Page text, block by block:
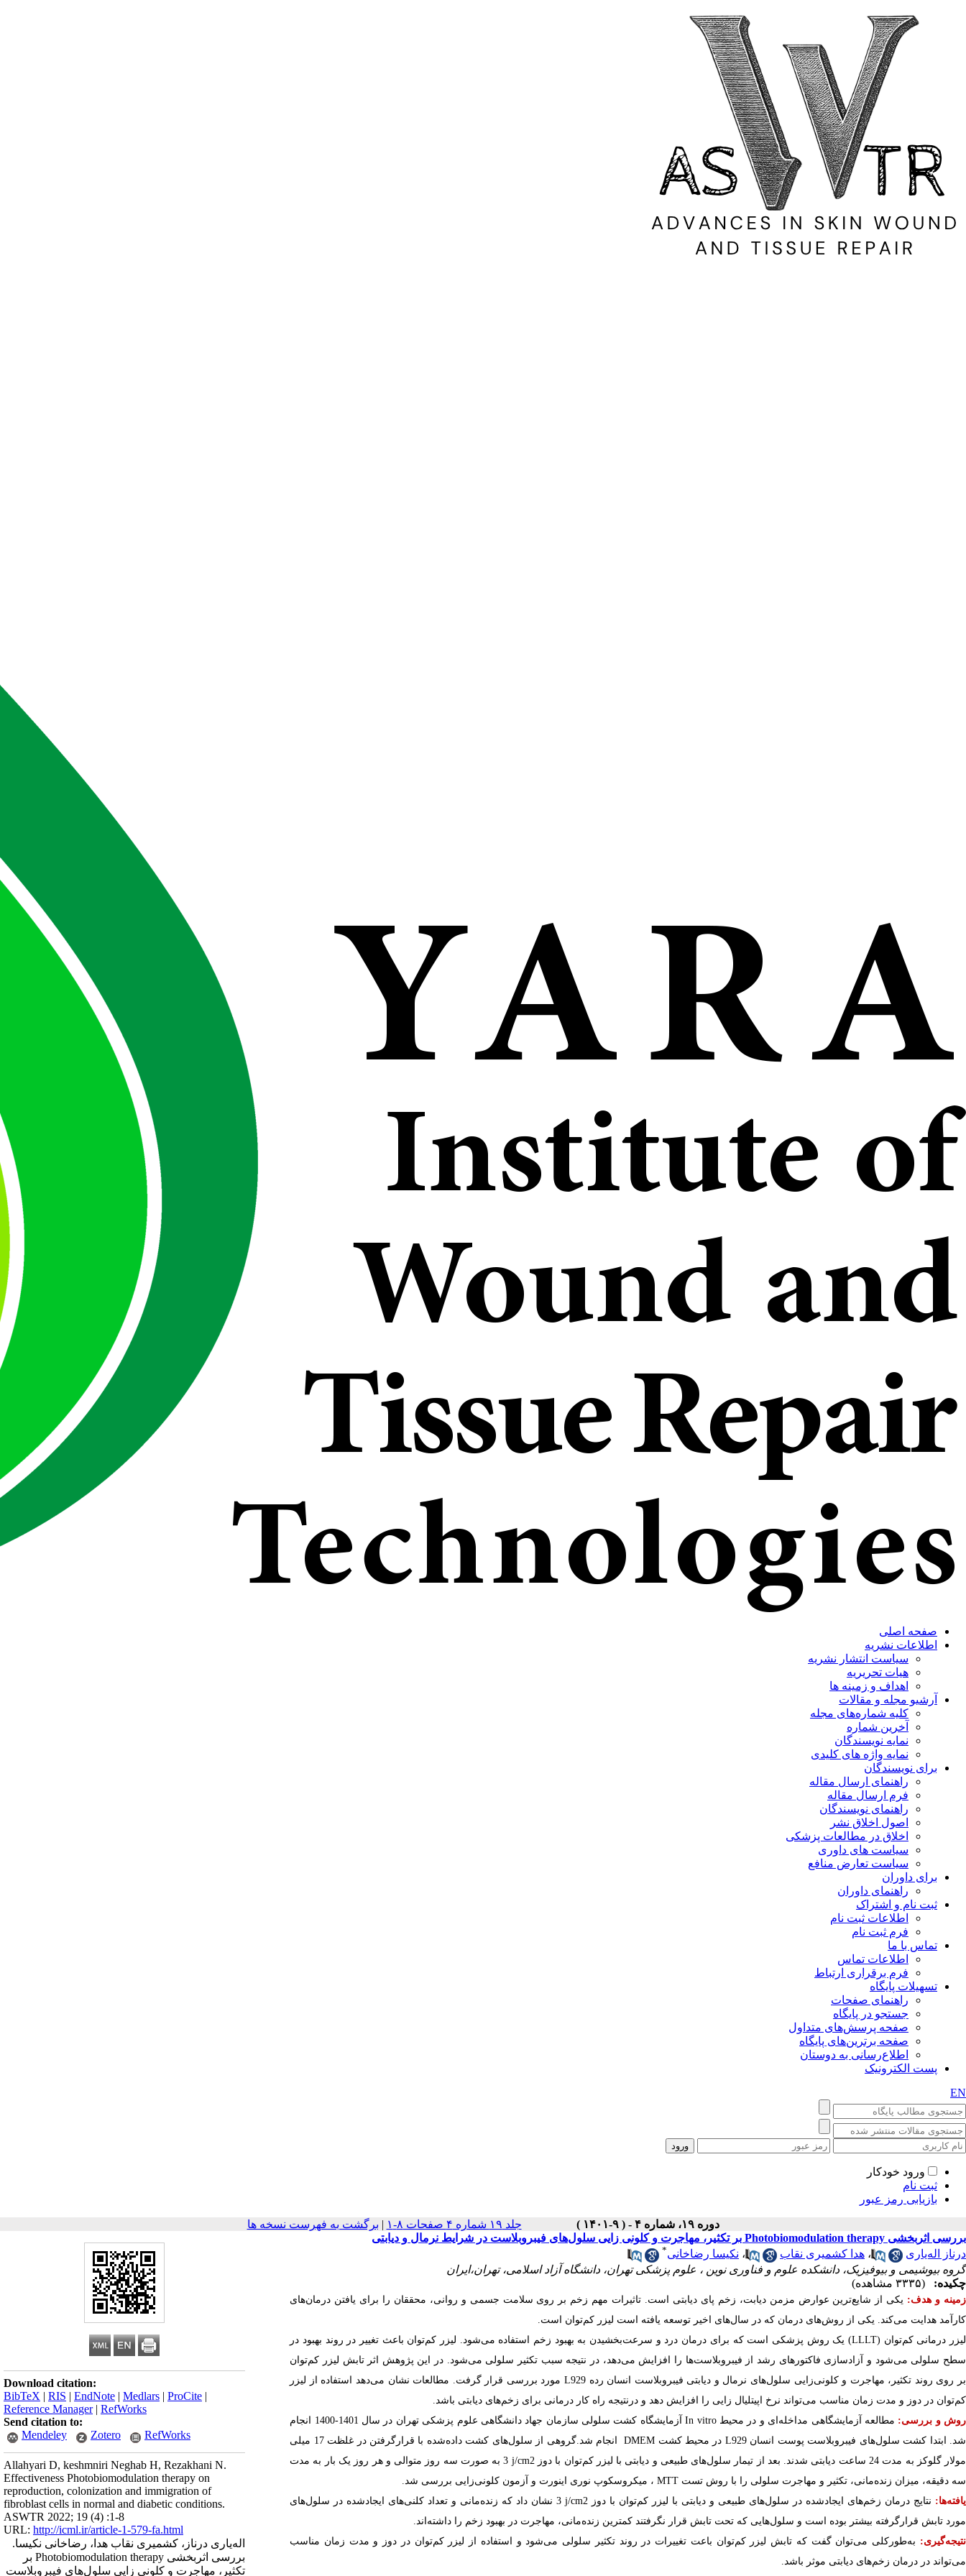
صفحه اصلی
اطلاعات نشریه
سیاست انتشار نشریه
هیات تحریریه
اهداف و زمینه ها
آرشیو مجله و مقالات
کلیه شماره‌های مجله
آخرین شماره
نمایه نویسندگان
نمایه واژه های کلیدی
برای نویسندگان
راهنمای ارسال مقاله
فرم ارسال مقاله
راهنمای نویسندگان
اصول اخلاق نشر
اخلاق در مطالعات پزشکی
سیاست های داوری
سیاست تعارض منافع
برای داوران
راهنمای داوران
ثبت نام و اشتراک
اطلاعات ثبت نام
فرم ثبت نام
تماس با ما
اطلاعات تماس
فرم برقراری ارتباط
تسهیلات پایگاه
راهنمای صفحات
جستجو در پایگاه
صفحه پرسش‌های متداول
صفحه برترین‌های پایگاه
اطلاع‌رسانی به دوستان
پست الکترونیک
EN
ورود خودکار
ثبت نام
بازیابی رمز عبور
دوره ۱۹، شماره ۴ - ( ۹-۱۴۰۱ ) جلد ۱۹ شماره ۴ صفحات ۸-۱ | برگشت به فهرست نسخه ها
Download citation:
BibTeX | RIS | EndNote | Medlars | ProCite |
Reference Manager| RefWorks
Send citation to:
Mendeley
Zotero RefWorks
Allahyari D, keshmniri Neghab H, Rezakhani N.
Effectiveness Photobiomodulation therapy on
reproduction, colonization and immigration of
fibroblast cells in normal and diabetic conditions.
ASWTR 2022; 19 (4) :1-8
URL: http://icml.ir/article-1-579-fa.html
اله‌یاری درناز، کشمیری نقاب هدا، رضاخانی نکیسا.
بررسی اثربخشی Photobiomodulation therapy بر
تکثیر، مهاجرت و کلونی زایی سلول‌های فیبروبلاست
بررسی اثربخشی Photobiomodulation therapy بر تکثیر، مهاجرت و کلونی زایی سلول‌های فیبروبلاست در شرایط نرمال و دیابتی
درناز اله‌یاری
، هدا کشمیری نقاب ، نکیسا رضاخانی*
گروه بیوشیمی و بیوفیزیک، دانشکده علوم و فناوری نوین ، علوم پزشکی تهران، دانشگاه آزاد اسلامی، تهران،ایران
چکیده:
(۳۳۳۵ مشاهده)
زمینه و هدف: یکی از شایع‌ترین عوارض مزمن دیابت، زخم پای دیابتی است. تاثیرات مهم زخم بر روی سلامت جسمی و روانی، محققان را برای یافتن درمان‌های
کارآمد هدایت می‌کند. یکی از روش‌های درمان که در سال‌های اخیر توسعه یافته است لیزر کم‌توان است.
لیزر درمانی کم‌توان (
LLLT) یک روش پزشکی است که برای درمان درد و سرعت‌بخشیدن به بهبود زخم استفاده می‌شود. لیزر کم‌توان باعث تغییر در روند بهبود در
سطح سلولی می‌شود و آزادسازی فاکتورهای رشد از فیبروبلاست‌ها را افزایش می‌دهد، در نتیجه سبب تکثیر سلولی می‌شود. در این پژوهش اثر تابش لیزر کم‌توان
بر روی روند تکثیر، مهاجرت و کلونی‌زایی سلول‌های نرمال و دیابتی فیبروبلاست انسان ردهL929 مورد بررسی قرار گرفت. مطالعات نشان می‌دهد استفاده از لیزر
کم‌توان در دوز و مدت زمان مناسب می‌تواند نرخ اپیتلیال زایی را افزایش دهد و در‌نتیجه راه کار درمانی برای زخم‌های دیابتی باشد.
روش و بررسی: مطالعه آزمایشگاهی مداخله‌ای و در محیطIn vitro
آزمایشگاه کشت سلولی سازمان جهاد دانشگاهی علوم پزشکی تهران در سال 1401-1400 انجام
شد.
ابتدا کشت سلول‌های فیبروبلاست پوست انسانL929 در محیط کشت DMEM
انجام شد.گروهی از سلول‌های کشت داده‌شده با قرار‌گرفتن در غلظت 17 میلی
مولار گلوکز به مدت 24 ساعت دیابتی شدند. بعد از تیمار سلول‌های طبیعی و دیابتی با لیزر کم‌توان با دوز
j/cm2
3 به صورت سه روز متوالی و هر روز یک بار به مدت
سه دقیقه، میزان زنده‌مانی، تکثیر و مهاجرت سلولی را با روش تست MTT ، میکروسکوپ نوری اینورت و آزمون کلونی‌زایی بررسی شد.
یافته‌ها: نتایج درمان زخم‌های ایجاد‌شده در سلول‌های طبیعی و دیابتی با لیزر کم‌توان با دوز j/cm2
3 نشان داد که زنده‌مانی و تعداد کلنی‌های ایجاد‌شده در سلول‌های
مورد تابش قرار‌گرفته بیشتر بوده است و سلول‌هایی که تحت تابش قرار نگرفتند کمترین زنده‌مانی‌، مهاجرت در بهبود زخم را داشته‌اند.
نتیجه‌گیری: به‌طور‌کلی می‌توان گفت که تابش لیزر کم‌توان باعت تغییرات در روند تکثیر سلولی می‌شود و استفاده از لیزر کم‌توان در دوز و مدت زمان مناسب
می‌تواند در درمان زخم‌های دیابتی موثر باشد.